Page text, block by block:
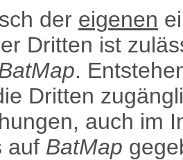
der eigenen
Dritten ist
.
Dritten
auch im
auf BatMap